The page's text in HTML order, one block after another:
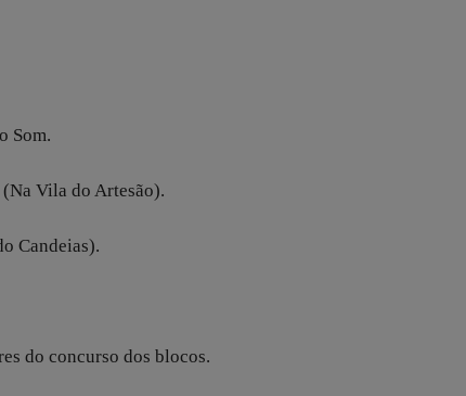
Som.
Vila do Artesão).
Candeias).
do concurso dos blocos.